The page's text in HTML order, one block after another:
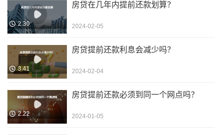
2.30
房贷在几年内提前还款划算？
2024-02-05
3.41
房贷提前还款利息会减少吗？
2024-02-04
2.22
房贷提前还款必须到同一个网点吗？
2024-01-05